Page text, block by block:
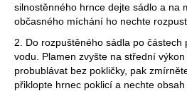
silnostěnného hrnce dejte sádlo a na
občasného míchání ho nechte
2. Do rozpuštěného sádla po částech
vodu. Plamen zvyšte na střední
probublávat bez pokličky, pak
přiklopte hrnec poklicí a nechte